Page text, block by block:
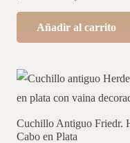
Añadir al carrito
Cuchillo Antiguo Friedr.
Cabo en Plata